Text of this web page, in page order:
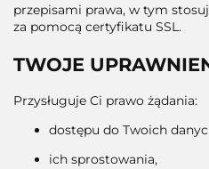
przepisami prawa, w tym
za pomocą certyfikatu SSL.
TWOJE
Przysługuje Ci prawo żądania:
dostępu do Twoich
ich sprostowania,